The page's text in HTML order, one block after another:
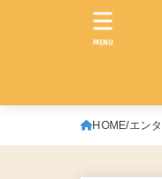
MENU
HOME エン